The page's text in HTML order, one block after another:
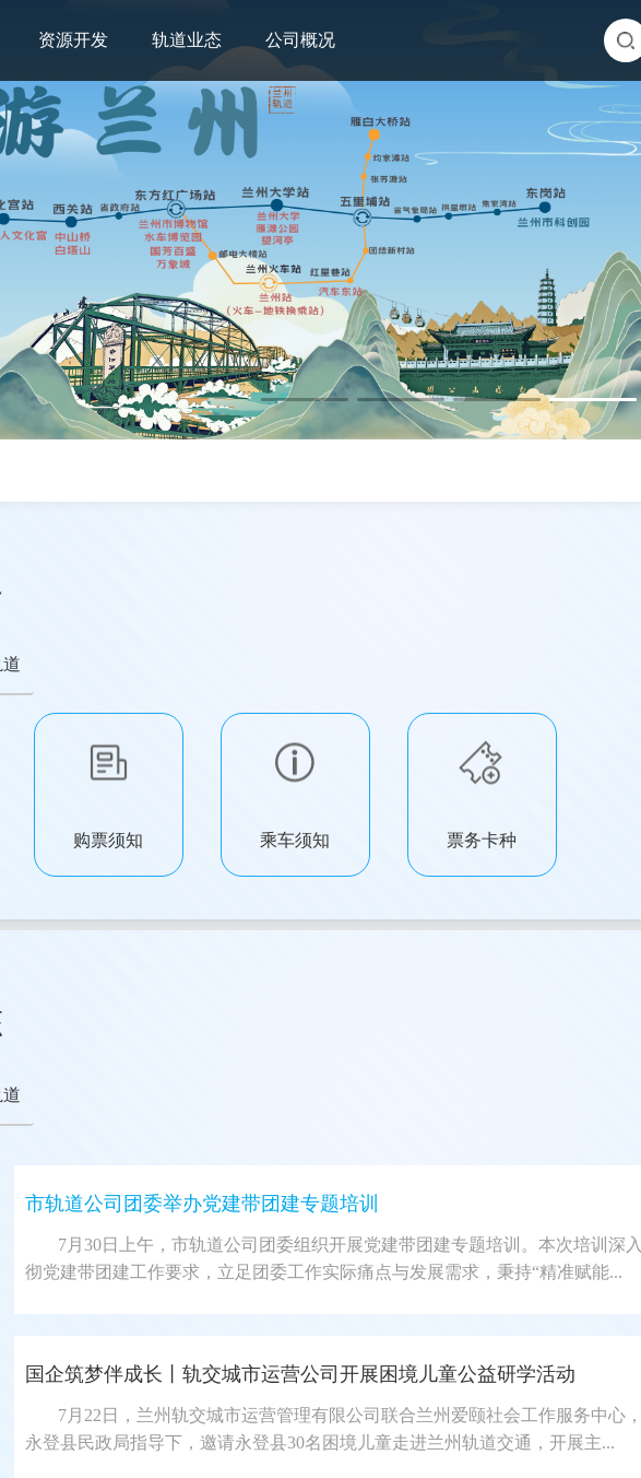
资源开发 轨道业态 公司概况
道
购票须知 乘车须知 票务卡种
道
市轨道公司团委举办党建带团建专题培训
7月30日上午，市轨道公司团委组织开展党建带团建专题培训。本次培训深
彻党建带团建工作要求，立足团委工作实际痛点与发展需求，秉持“精准赋能...
国企筑梦伴成长丨轨交城市运营公司开展困境儿童公益研学活动
7月22日，兰州轨交城市运营管理有限公司联合兰州爱颐社会工作服务中心
永登县民政局指导下，邀请永登县30名困境儿童走进兰州轨道交通，开展主...